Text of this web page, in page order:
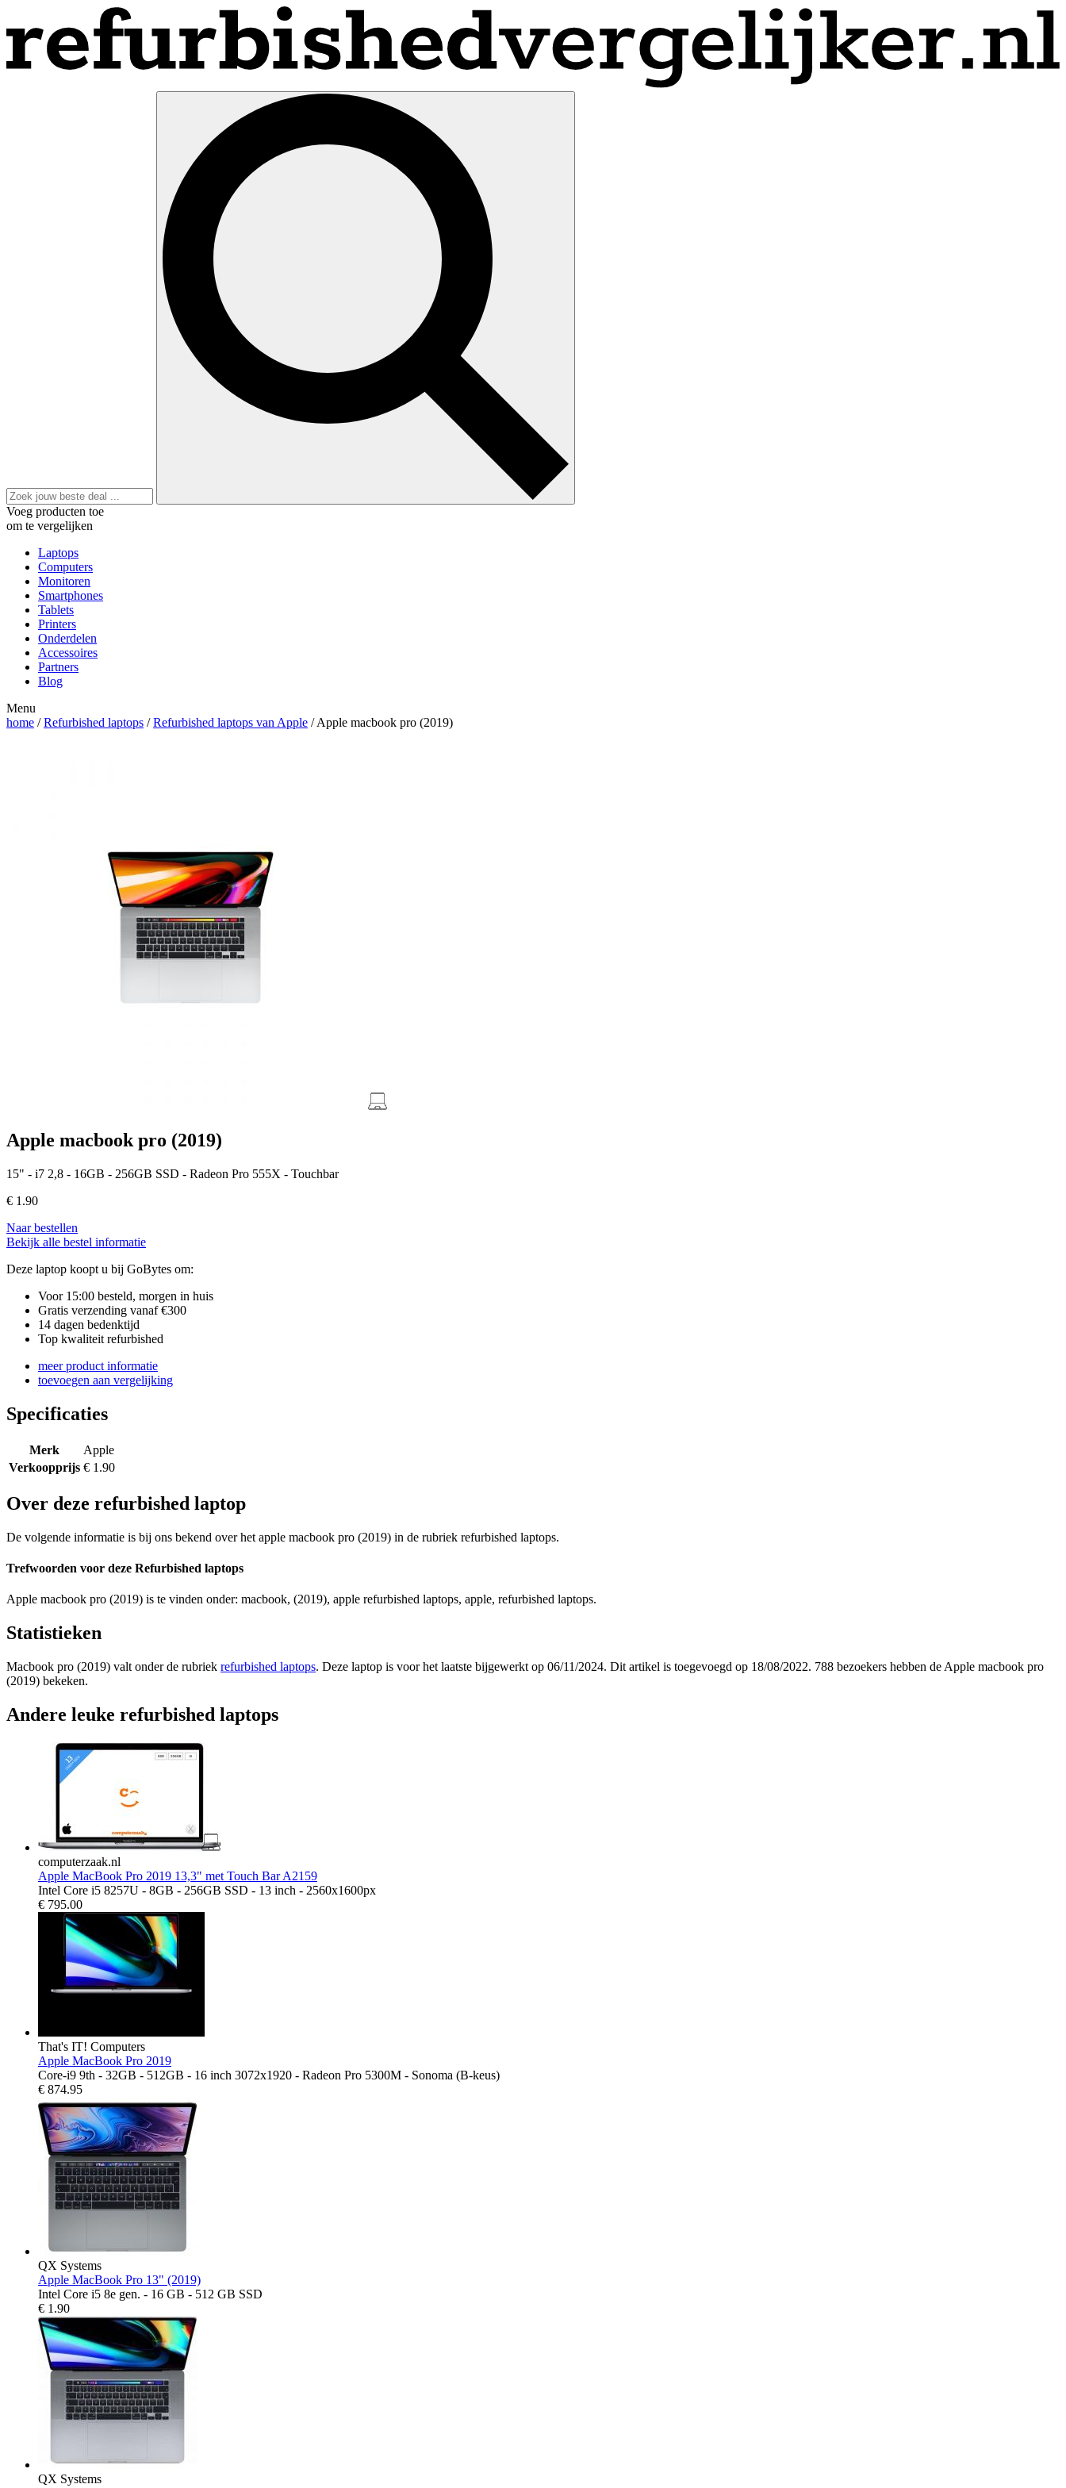
Voeg producten toe
om te vergelijken
Laptops
Computers
Monitoren
Smartphones
Tablets
Printers
Onderdelen
Accessoires
Partners
Blog
Menu
home /Refurbished laptops /Refurbished laptops van Apple / Apple macbook pro (2019)
Apple macbook pro (2019)
15" - i7 2,8 - 16GB - 256GB SSD - Radeon Pro 555X - Touchbar
€ 1.90
Naar bestellen
Bekijk alle bestel informatie
Deze laptop koopt u bij GoBytes om:
Voor 15:00 besteld, morgen in huis
Gratis verzending vanaf €300
14 dagen bedenktijd
Top kwaliteit refurbished
meer product informatie
toevoegen aan vergelijking
Specificaties
Merk
Apple
Verkoopprijs € 1.90
Over deze refurbished laptop
De volgende informatie is bij ons bekend over het apple macbook pro (2019) in de rubriek refurbished laptops.
Trefwoorden voor deze Refurbished laptops
Apple macbook pro (2019) is te vinden onder: macbook, (2019), apple refurbished laptops, apple, refurbished laptops.
Statistieken
Macbook pro (2019) valt onder de rubriek refurbished laptops. Deze laptop is voor het laatste bijgewerkt op 06/11/2024. Dit artikel is toegevoegd op 18/08/2022. 788 bezoekers hebben de Apple macbook pro
(2019) bekeken.
Andere leuke refurbished laptops
computerzaak.nl
Apple MacBook Pro 2019 13,3" met Touch Bar A2159
Intel Core i5 8257U - 8GB - 256GB SSD - 13 inch - 2560x1600px
€ 795.00
That's IT! Computers
Apple MacBook Pro 2019
Core-i9 9th - 32GB - 512GB - 16 inch 3072x1920 - Radeon Pro 5300M - Sonoma (B-keus)
€ 874.95
QX Systems
Apple MacBook Pro 13" (2019)
Intel Core i5 8e gen. - 16 GB - 512 GB SSD
€ 1.90
QX Systems